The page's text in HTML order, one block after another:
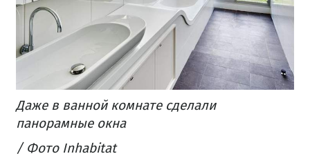
Даже в ванной комнате сделали
панорамные окна
/ Фото Inhabitat